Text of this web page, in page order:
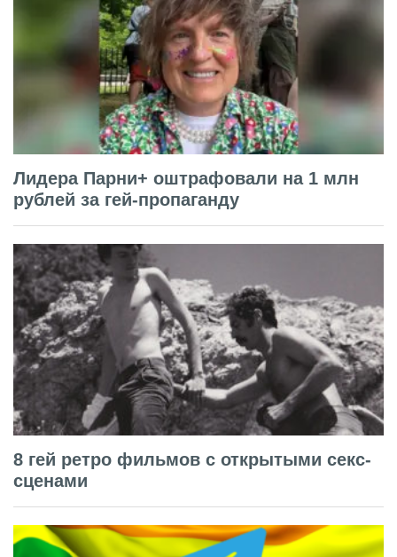
Лидера Парни+ оштрафовали на 1 млн
рублей за гей-пропаганду
8 гей ретро фильмов с открытыми секс-
сценами